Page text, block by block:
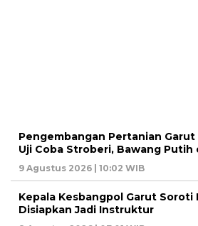
Pengembangan Pertanian
Uji Coba Stroberi, Bawang Putih
9 Agustus 2026 | 10:02 WIB
Kepala Kesbangpol Garut Soroti
Disiapkan Jadi Instruktur